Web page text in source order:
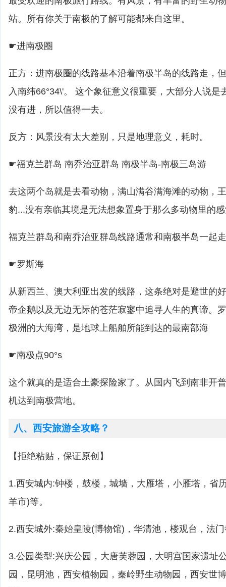
站。所有你关于南极的了解可能都来自这里。
☛进南极圈
正方：进南极圈的线路基本沿着南极半岛的线路走，
入南纬66°34\'。 这个象征意义很重要，大部分人说是
没有进，所以值得一去。
反方：风景没有太大差别，只是地理意义，耗时。
☛福克兰群岛 南乔治亚群岛 南极半岛-南极三岛游
去这两个岛就是去看动物，满山满谷满海滩的动物，
豹...没有亲临其境是无法想象置身于那么多动物里的
福克兰群岛和南乔治亚群岛线路通常和南极半岛一起
☛罗斯海
从新西兰、澳大利亚出发的线路，这条绝对是避世的
帝企鹅以及无边无际的苍茫寂寥中追寻人生的真谛。
极洲的大海湾，是地球上船舶所能到达的最南部海
☛南极点90°s
这个就真的是适合土豪探险家了。从国内飞到南非开
机达到南极营地。
八、西安旅游全攻略？
【拒绝粘贴，保证原创】
1.西安城内:钟楼，鼓楼，城墙，大雁塔，小雁塔，省
羊市)等。
2.西安城外:秦始皇陵(博物馆)，华清池，楼观台，法
3.公园类型:兴庆公园，大唐芙蓉园，大明宫国家遗址
园，昆明池，西安植物园，秦岭野生动物园，西安世